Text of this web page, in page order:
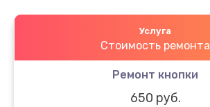
Услуга
Стоимость ремонта
Ремонт кнопки
650 руб.